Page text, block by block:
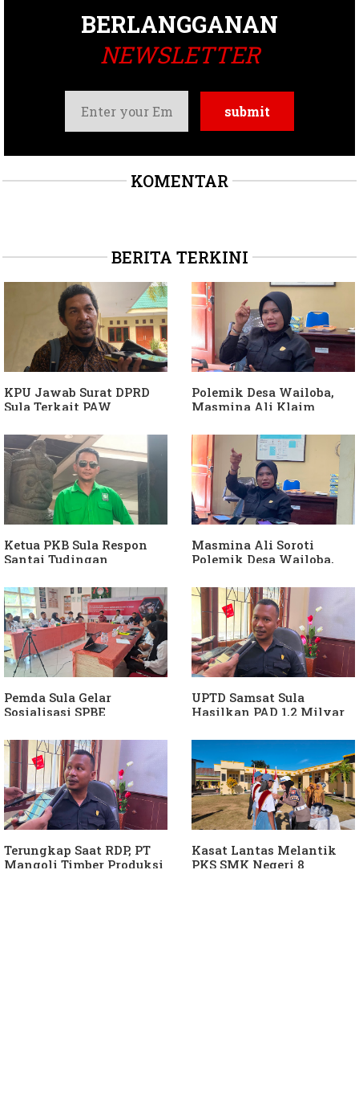
BERLANGGANAN
NEWSLETTER
KOMENTAR
BERITA TERKINI
KPU Jawab Surat DPRD
Sula Terkait PAW
Hanura
Polemik Desa Wailoba,
Masmina Ali Klaim
Keterlibatan Ketua PKB
Sula
Ketua PKB Sula Respon
Santai Tudingan
Dia Kangen Saya
Masmina Ali Soroti
Polemik Desa Wailoba,
Keterlibatan Ketua PKB
Sula
Pemda Sula Gelar
Sosialisasi SPBE
UPTD Samsat Sula
Hasilkan PAD 1,2 Milyar
Terungkap Saat RDP, PT
Mangoli Timber Produksi
Kasat Lantas Melantik
PKS SMK Negeri 8